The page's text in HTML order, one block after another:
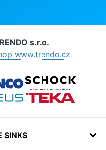
s.r.o.
www.trendo.cz
SINKS